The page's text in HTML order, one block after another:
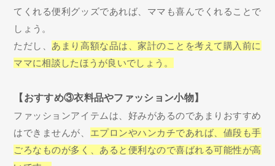
てくれる便利グッズであれば、ママも喜んでくれることで
しょう。
ただし、 あまり高額な品は、家計のことを考えて購入前に
ママに相談したほうが良いでしょう。
【おすすめ③衣料品やファッション小物】
ファッションアイテムは、好みがあるのであまりおすすめ
はできませんが、 エプロンやハンカチであれば、値段も手
ごろなものが多く、あると便利なので喜ばれる可能性が高